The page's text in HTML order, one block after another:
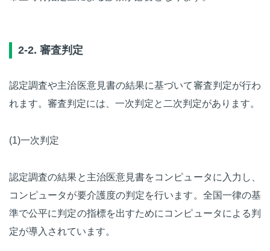
2-2. 審査判定
認定調査や主治医意見書の結果に基づいて審査判定が行わ
れます。審査判定には、一次判定と二次判定があります。
(1)一次判定
認定調査の結果と主治医意見書をコンピュータに入力し、
コンピュータが要介護度の判定を行います。全国一律の基
準で公平に判定の指標を出すためにコンピュータによる判
定が導入されています。